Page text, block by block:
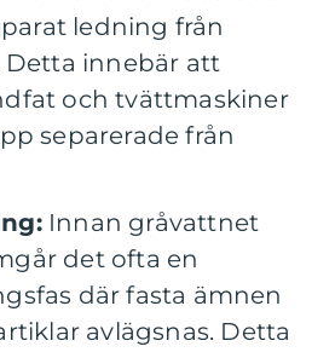
ledning från
innebär att
och tvättmaskiner
separerade från
Innan gråvattnet
det ofta en
där fasta ämnen
avlägsnas. Detta